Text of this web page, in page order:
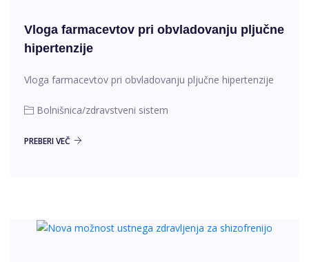
Vloga farmacevtov pri obvladovanju pljučne
hipertenzije
Vloga farmacevtov pri obvladovanju pljučne hipertenzije
Bolnišnica/zdravstveni sistem
PREBERI VEČ